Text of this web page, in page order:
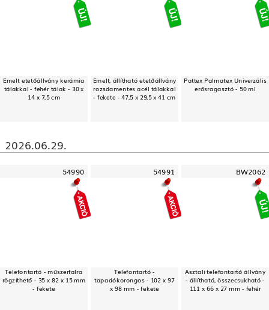
Emelt etetőállvány kerámia
tálakkal - fehér tálak - 30 x
14 x 7,5 cm
Emelt, állítható etetőállvány
rozsdamentes acél tálakkal
- fekete - 47,5 x 29,5 x 41 cm
Pattex Palmatex Univerzális
erősragasztó - 50 ml
2026.06.29.
54990
Telefontartó - műszerfalra
rögzíthető - 35 x 82 x 15 mm
- fekete
54991
Telefontartó -
tapadókorongos - 102 x 97
x 98 mm - fekete
BW2062
Asztali telefontartó állvány
- állítható, összecsukható -
111 x 66 x 27 mm - fehér